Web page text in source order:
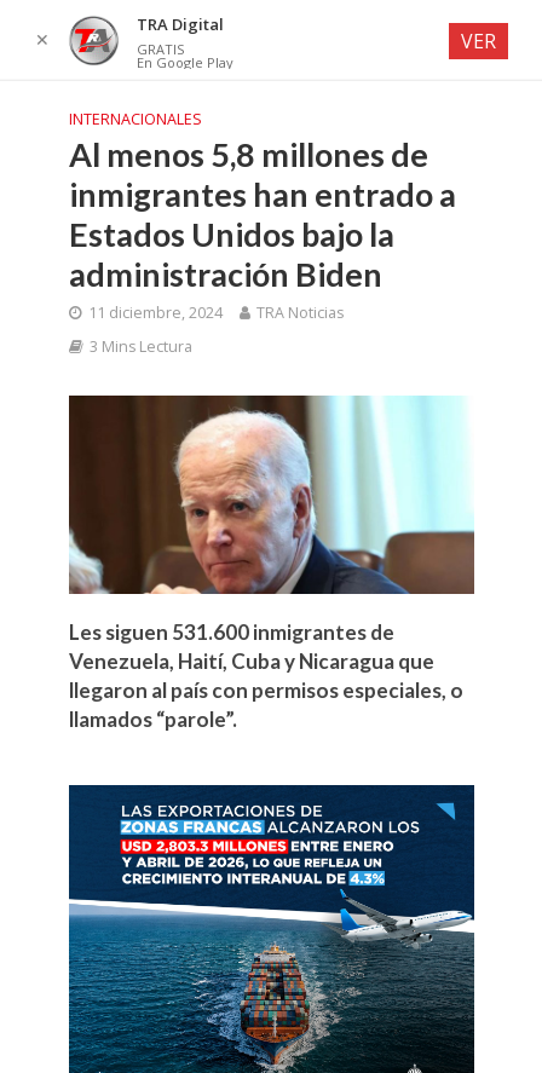
INTERNACIONALES
Al menos 5,8 millones de
inmigrantes han entrado a
Estados Unidos bajo la
administración Biden
11 diciembre, 2024
TRA Noticias
3 Mins Lectura
Les siguen 531.600 inmigrantes de
Venezuela, Haití, Cuba y Nicaragua que
llegaron al país con permisos especiales, o
llamados “parole”.
✕
TRA Digital
GRATIS
En Google Play
VER